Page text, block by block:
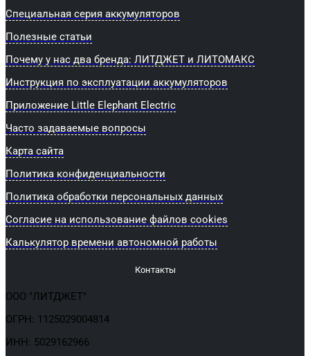
Специальная серия аккумуляторов
Полезные статьи
Почему у нас два бренда: ЛИТДЖЕТ и ЛИТОМАКС
Инструкция по эксплуатации аккумуляторов
Приложение Little Elephant Electric
Часто задаваемые вопросы
Карта сайта
Политика конфиденциальности
Политика обработки персональных данных
Согласие на использование файлов cookies
Калькулятор времени автономной работы
Контакты
ООО "ЛИТДЖЕТ"
ОГРН: 1125029004814
ИНН: 5029162966